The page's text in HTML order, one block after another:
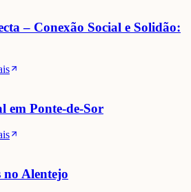
– Conexão Social e Solidão:
em Ponte-de-Sor
no Alentejo